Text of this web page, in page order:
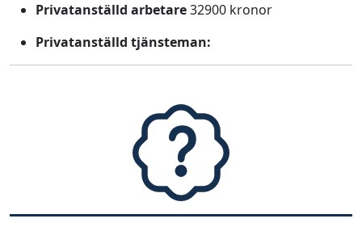
Privatanställd arbetare32900 kronor
Privatanställd tjänsteman: